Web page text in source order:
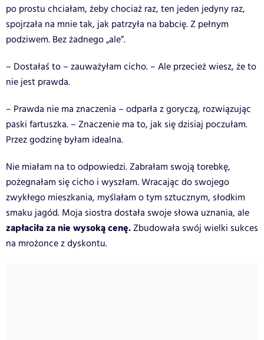
po prostu chciałam, żeby chociaż raz, ten jeden jedyny raz,
spojrzała na mnie tak, jak patrzyła na babcię. Z pełnym
podziwem. Bez żadnego „ale”.
– Dostałaś to – zauważyłam cicho. – Ale przecież wiesz, że to
nie jest prawda.
– Prawda nie ma znaczenia – odparła z goryczą, rozwiązując
paski fartuszka. – Znaczenie ma to, jak się dzisiaj poczułam.
Przez godzinę byłam idealna.
Nie miałam na to odpowiedzi. Zabrałam swoją torebkę,
pożegnałam się cicho i wyszłam. Wracając do swojego
zwykłego mieszkania, myślałam o tym sztucznym, słodkim
smaku jagód. Moja siostra dostała swoje słowa uznania, ale
zapłaciła za nie wysoką cenę.Zbudowała swój wielki sukces
na mrożonce z dyskontu.